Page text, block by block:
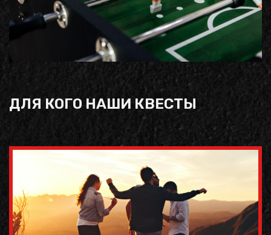
ДЛЯ КОГО НАШИ КВЕСТЫ